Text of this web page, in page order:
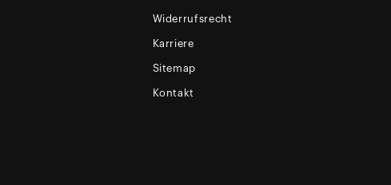
Widerrufsrecht
Karriere
Sitemap
Kontakt